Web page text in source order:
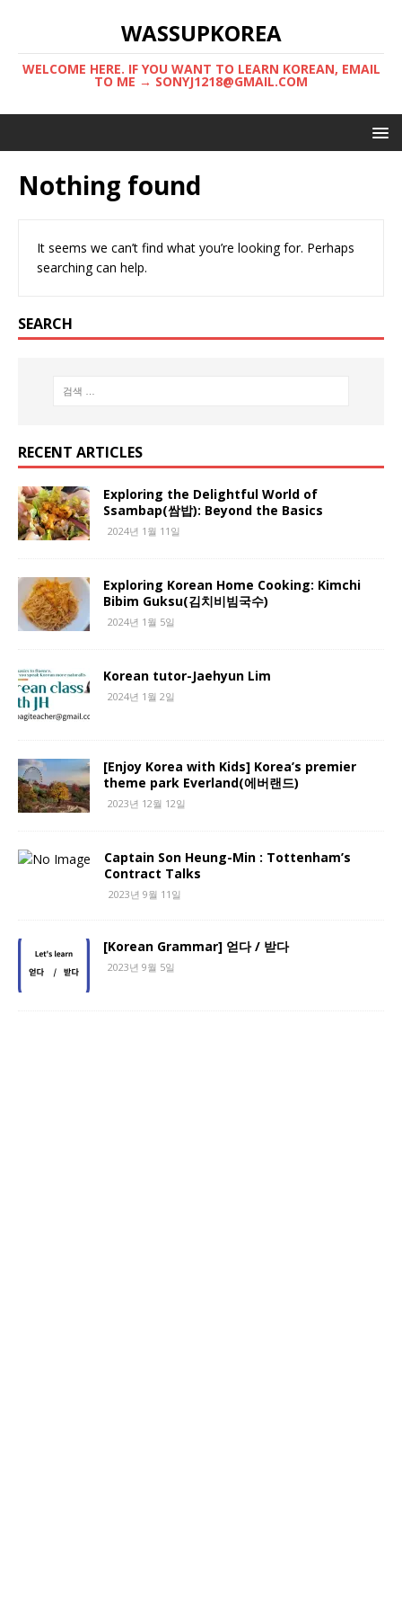
WASSUPKOREA
WELCOME HERE. IF YOU WANT TO LEARN KOREAN, EMAIL
TO ME → SONYJ1218@GMAIL.COM
Nothing found
It seems we can’t find what you’re looking for. Perhaps
searching can help.
SEARCH
RECENT ARTICLES
Exploring the Delightful World of
Ssambap(쌈밥): Beyond the Basics
2024년 1월 11일
Exploring Korean Home Cooking: Kimchi
Bibim Guksu(김치비빔국수)
2024년 1월 5일
Korean tutor-Jaehyun Lim
2024년 1월 2일
[Enjoy Korea with Kids] Korea’s premier
theme park Everland(에버랜드)
2023년 12월 12일
Captain Son Heung-Min : Tottenham’s
Contract Talks
2023년 9월 11일
[Korean Grammar] 얻다 / 받다
2023년 9월 5일